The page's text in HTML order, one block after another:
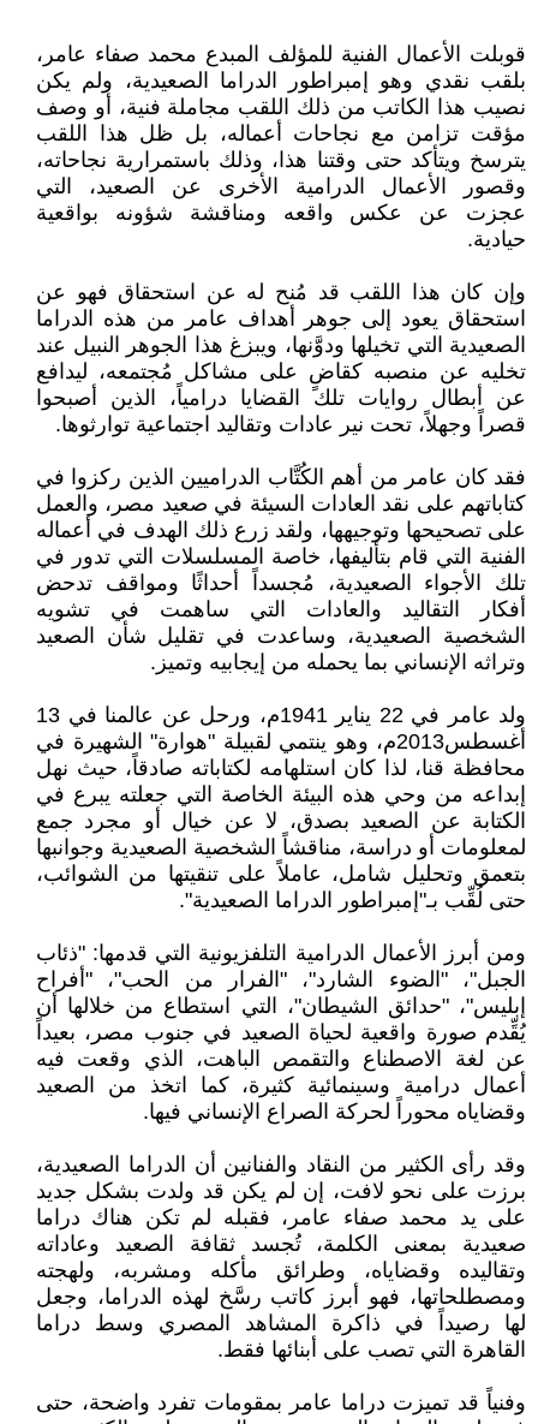
قوبلت الأعمال الفنية للمؤلف المبدع محمد صفاء عامر،
بلقب نقدي وهو إمبراطور الدراما الصعيدية، ولم يكن
نصيب هذا الكاتب من ذلك اللقب مجاملة فنية، أو وصف
مؤقت تزامن مع نجاحات أعماله، بل ظل هذا اللقب
يترسخ ويتأكد حتى وقتنا هذا، وذلك باستمرارية نجاحاته،
وقصور الأعمال الدرامية الأخرى عن الصعيد، التي
عجزت عن عكس واقعه ومناقشة شؤونه بواقعية
حيادية.
وإن كان هذا اللقب قد مُنح له عن استحقاق فهو عن
استحقاق يعود إلى جوهر أهداف عامر من هذه الدراما
الصعيدية التي تخيلها ودوَّنها، ويبزغ هذا الجوهر النبيل عند
تخليه عن منصبه كقاضٍ على مشاكل مُجتمعه، ليدافع
عن أبطال روايات تلك القضايا درامياً، الذين أصبحوا
قصراً وجهلاً، تحت نير عادات وتقاليد اجتماعية توارثوها.
فقد كان عامر من أهم الكُتَّاب الدراميين الذين ركزوا في
كتاباتهم على نقد العادات السيئة في صعيد مصر، والعمل
على تصحيحها وتوجيهها، ولقد زرع ذلك الهدف في أعماله
الفنية التي قام بتأليفها، خاصة المسلسلات التي تدور في
تلك الأجواء الصعيدية، مُجسداً أحداثًا ومواقف تدحض
أفكار التقاليد والعادات التي ساهمت في تشويه
الشخصية الصعيدية، وساعدت في تقليل شأن الصعيد
وتراثه الإنساني بما يحمله من إيجابيه وتميز.
ولد عامر في 22 يناير 1941م، ورحل عن عالمنا في 13
أغسطس2013م، وهو ينتمي لقبيلة "هوارة" الشهيرة في
محافظة قنا، لذا كان استلهامه لكتاباته صادقاً، حيث نهل
إبداعه من وحي هذه البيئة الخاصة التي جعلته يبرع في
الكتابة عن الصعيد بصدق، لا عن خيال أو مجرد جمع
لمعلومات أو دراسة، مناقشاً الشخصية الصعيدية وجوانبها
بتعمق وتحليل شامل، عاملاً على تنقيتها من الشوائب،
حتى لُقِّب بـ"إمبراطور الدراما الصعيدية".
ومن أبرز الأعمال الدرامية التلفزيونية التي قدمها: ‭"‬ذئاب
الجبل"، "الضوء الشارد"، "الفرار من الحب"، "أفراح
إبليس"، "حدائق الشيطان"، التي استطاع من خلالها أن
يُقِّدم صورة واقعية لحياة الصعيد في جنوب مصر، بعيداً
عن لغة الاصطناع والتقمص الباهت، الذي وقعت فيه
أعمال درامية وسينمائية كثيرة، كما اتخذ من الصعيد
وقضاياه محوراً لحركة الصراع الإنساني فيها.
وقد رأى الكثير من النقاد والفنانين أن الدراما الصعيدية،
برزت على نحو لافت، إن لم يكن قد ولدت بشكل جديد
على يد محمد صفاء عامر، فقبله لم تكن هناك دراما
صعيدية بمعنى الكلمة، تُجسد ثقافة الصعيد وعاداته
وتقاليده وقضاياه، وطرائق مأكله ومشربه، ولهجته
ومصطلحاتها، فهو أبرز كاتب رسَّخ لهذه الدراما، وجعل
لها رصيداً في ذاكرة المشاهد المصري وسط دراما
القاهرة التي تصب على أبنائها فقط.
وفنياً قد تميزت دراما عامر بمقومات تفرد واضحة، حتى